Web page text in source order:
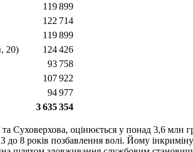
119 899
122 714
119 899
20)
124 426
93 758
107 922
94 977
3 635 354
та Суховерхова, оцінюється у понад 3,6
8 років позбавлення волі. Йому